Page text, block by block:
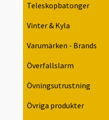
Teleskopbatonger
Vinter & Kyla
Varumärken - Brands
Överfallslarm
Övningsutrustning
Övriga produkter